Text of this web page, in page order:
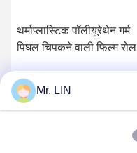
थर्माप्लास्टिक पॉलीयूरेथेन गर्म
पिघल चिपकने वाली फिल्म रोल
पीईएस संरचना:
सर्वोत्तम मूल्य प्राप्त करें
Mr. LIN